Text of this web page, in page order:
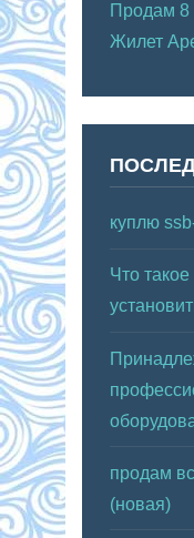
Продам 8
Жилет
куплю
Что
продам
(новая)